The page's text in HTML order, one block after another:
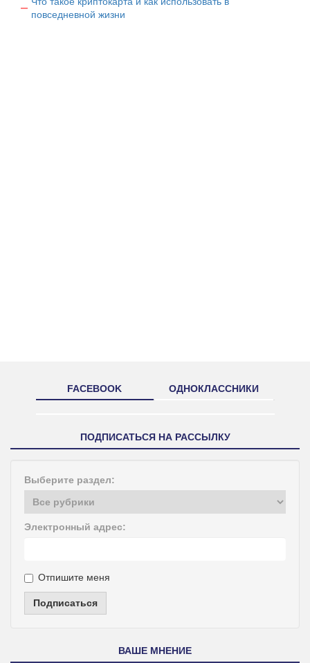
повседневной жизни
FACEBOOK ОДНОКЛАССНИКИ
ПОДПИСАТЬСЯ НА РАССЫЛКУ
Выберите раздел:
Электронный адрес:
Отпишите меня
Подписаться
ВАШЕ МНЕНИЕ